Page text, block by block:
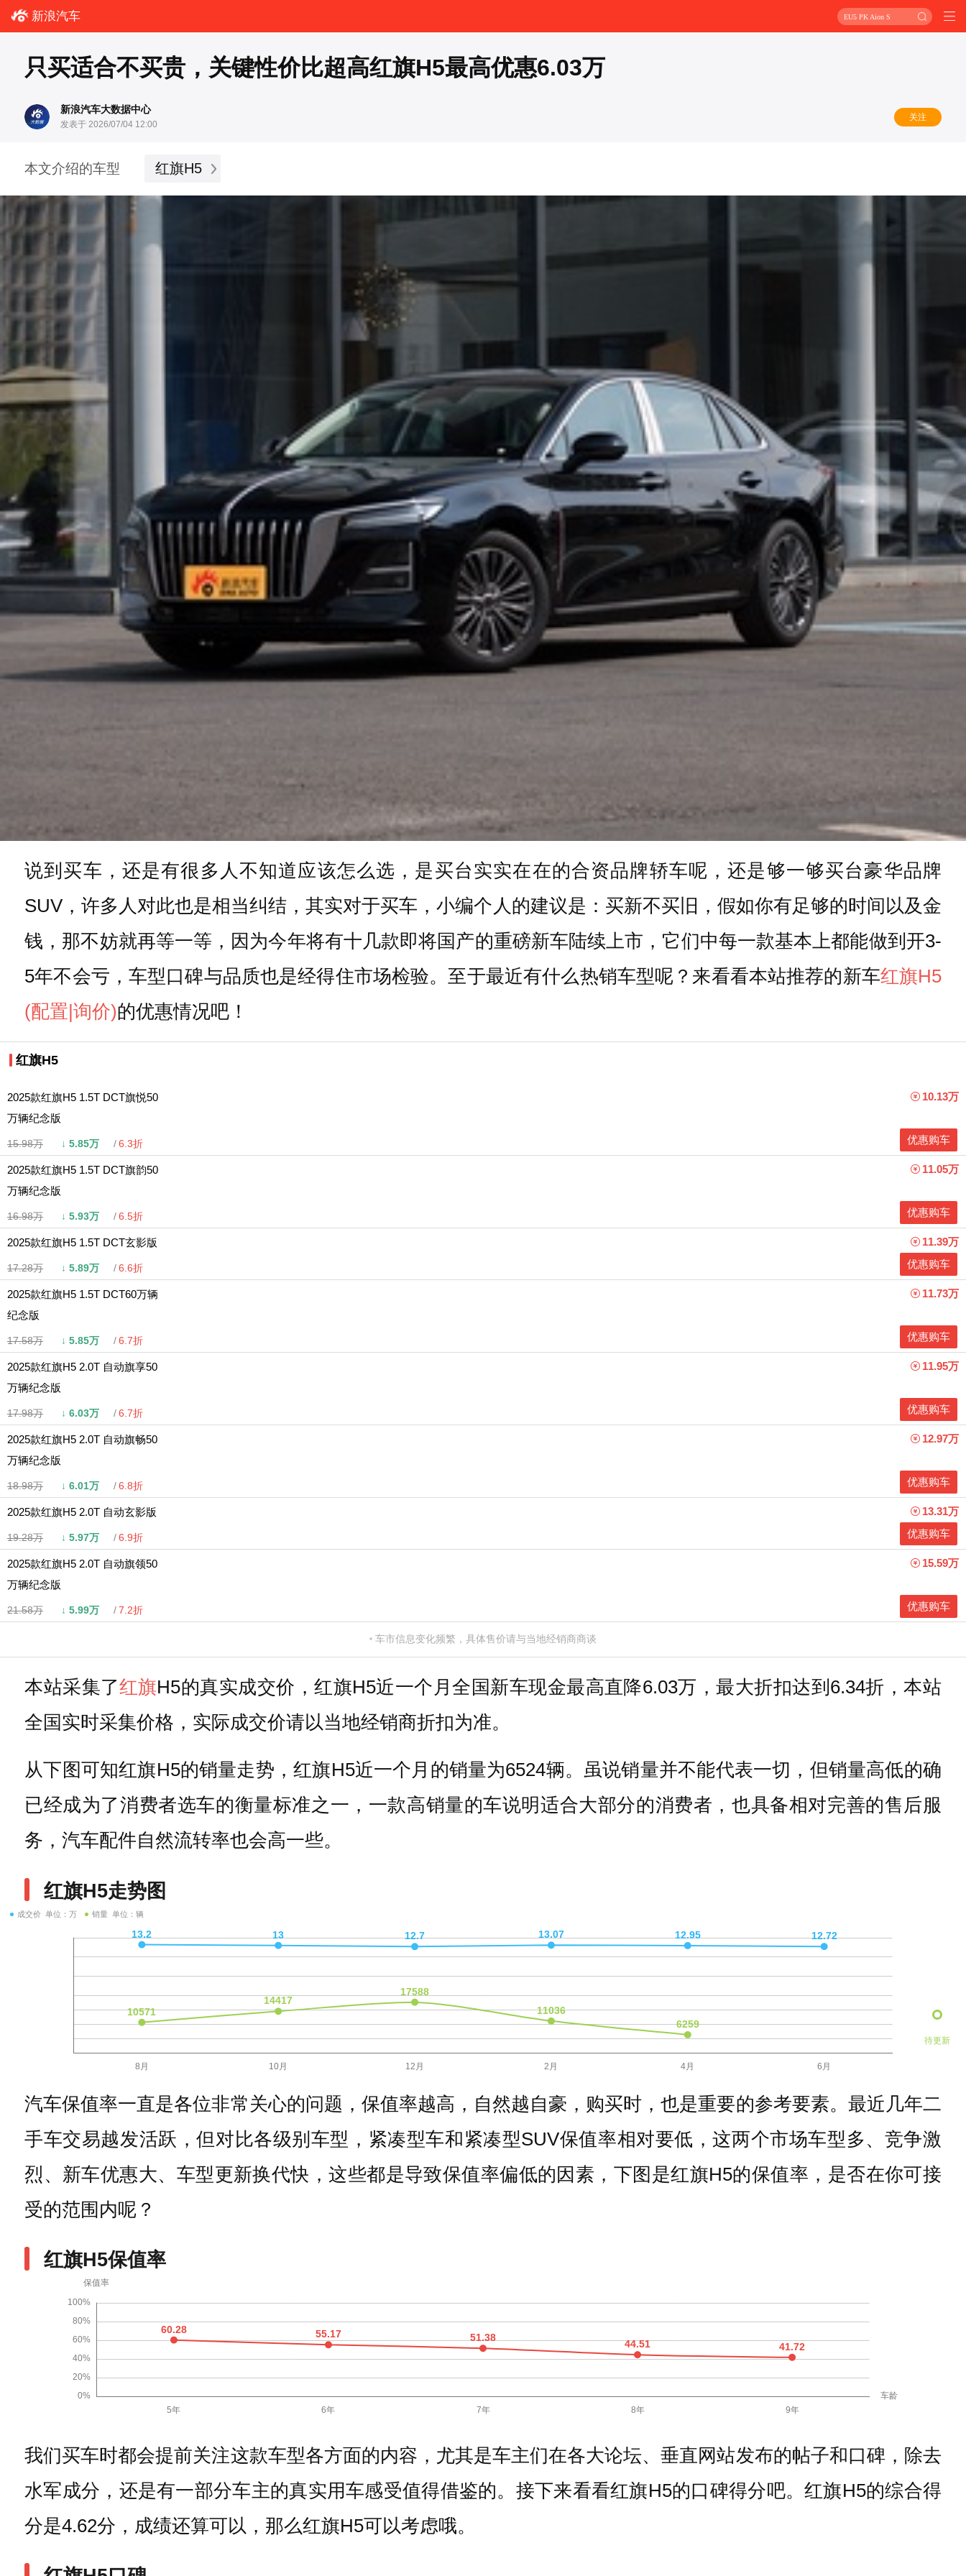
新浪汽车 EU5 PK Aion S
只买适合不买贵，关键性价比超高红旗H5最高优惠6.03万
新浪汽车大数据中心
发表于 2026/07/04 12:00
关注
本文介绍的车型 红旗H5
说到买车，还是有很多人不知道应该怎么选，是买台实实在在的合资品牌轿车呢，还是够一够买台豪华品牌
SUV，许多人对此也是相当纠结，其实对于买车，小编个人的建议是：买新不买旧，假如你有足够的时间以及金
钱，那不妨就再等一等，因为今年将有十几款即将国产的重磅新车陆续上市，它们中每一款基本上都能做到开3-
5年不会亏，车型口碑与品质也是经得住市场检验。至于最近有什么热销车型呢？来看看本站推荐的新车红旗H5
(配置|询价)的优惠情况吧！
红旗H5
2025款红旗H5 1.5T DCT旗悦50
万辆纪念版
15.98万 ↓ 5.85万 6.3折
10.13万
优惠购车
2025款红旗H5 1.5T DCT旗韵50
万辆纪念版
16.98万 ↓ 5.93万 6.5折
11.05万
优惠购车
2025款红旗H5 1.5T DCT玄影版
17.28万 ↓ 5.89万 6.6折
11.39万
优惠购车
2025款红旗H5 1.5T DCT60万辆
纪念版
17.58万 ↓ 5.85万 6.7折
11.73万
优惠购车
2025款红旗H5 2.0T 自动旗享50
万辆纪念版
17.98万 ↓ 6.03万 6.7折
11.95万
优惠购车
2025款红旗H5 2.0T 自动旗畅50
万辆纪念版
18.98万 ↓ 6.01万 6.8折
12.97万
优惠购车
2025款红旗H5 2.0T 自动玄影版
19.28万 ↓ 5.97万 6.9折
13.31万
优惠购车
2025款红旗H5 2.0T 自动旗领50
万辆纪念版
21.58万 ↓ 5.99万 7.2折
15.59万
优惠购车
车市信息变化频繁，具体售价请与当地经销商商谈
本站采集了红旗H5的真实成交价，红旗H5近一个月全国新车现金最高直降6.03万，最大折扣达到6.34折，本站
全国实时采集价格，实际成交价请以当地经销商折扣为准。
从下图可知红旗H5的销量走势，红旗H5近一个月的销量为6524辆。虽说销量并不能代表一切，但销量高低的确
已经成为了消费者选车的衡量标准之一，一款高销量的车说明适合大部分的消费者，也具备相对完善的售后服
务，汽车配件自然流转率也会高一些。
红旗H5走势图
成交价 单位：万 销量 单位：辆
待更新
汽车保值率一直是各位非常关心的问题，保值率越高，自然越自豪，购买时，也是重要的参考要素。最近几年二
手车交易越发活跃，但对比各级别车型，紧凑型车和紧凑型SUV保值率相对要低，这两个市场车型多、竞争激
烈、新车优惠大、车型更新换代快，这些都是导致保值率偏低的因素，下图是红旗H5的保值率，是否在你可接
受的范围内呢？
红旗H5保值率
我们买车时都会提前关注这款车型各方面的内容，尤其是车主们在各大论坛、垂直网站发布的帖子和口碑，除去
水军成分，还是有一部分车主的真实用车感受值得借鉴的。接下来看看红旗H5的口碑得分吧。红旗H5的综合得
分是4.62分，成绩还算可以，那么红旗H5可以考虑哦。